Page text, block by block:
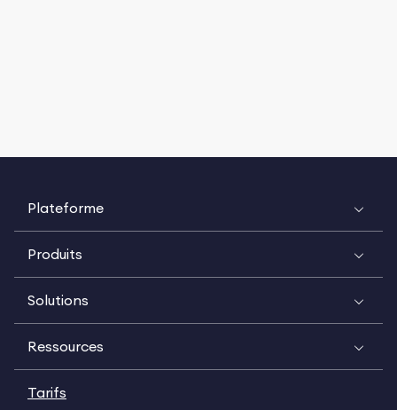
Plateforme
Produits
Solutions
Ressources
Tarifs